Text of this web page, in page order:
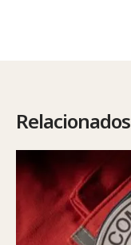
Relacionados